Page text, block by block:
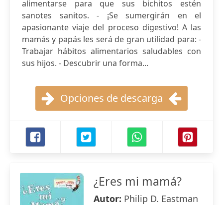
alimentarse para que sus bichitos estén
sanotes sanitos. - ¡Se sumergirán en el
apasionante viaje del proceso digestivo! A las
mamás y papás les será de gran utilidad para: -
Trabajar hábitos alimentarios saludables con
sus hijos. - Descubrir una forma...
Opciones de descarga
¿Eres mi mamá?
Autor: Philip D. Eastman